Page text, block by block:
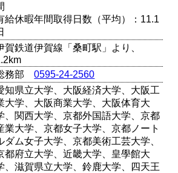
給休暇年間取得日数（平均）：11.1
賀鉄道伊賀線「桑町駅」より、
務部0595-24-2560
知県立大学、大阪経済大学、大阪工
大学、大阪商業大学、大阪体育大
、関西大学、京都外国語大学、京都
業大学、京都女子大学、京都ノート
ダム女子大学、京都美術工芸大学、
都府立大学、近畿大学、皇學館大
、滋賀県立大学、鈴鹿大学、四天王